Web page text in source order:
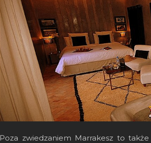
Poza zwiedzaniem Marrakesz to także